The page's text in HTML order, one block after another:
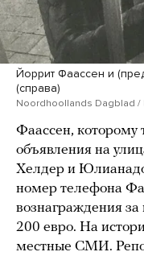
Йоррит Фаассен и
(справа)
Noordhoollands Dagblad /
Фаассен, которому
объявления на
Хелдер и
номер телефона
вознаграждения
200 евро. На
местные СМИ.